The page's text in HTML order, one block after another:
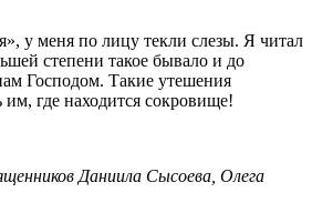
у меня по лицу текли слезы. Я читал
степени такое бывало и до
Господом. Такие утешения
где находится сокровище!
Даниила Сысоева, Олега